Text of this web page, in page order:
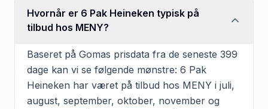
Hvornår er 6 Pak Heineken typisk på
tilbud hos MENY?
Baseret på Gomas prisdata fra de seneste 399
dage kan vi se følgende mønstre: 6 Pak
Heineken har været på tilbud hos MENY i juli,
august, september, oktober, november og